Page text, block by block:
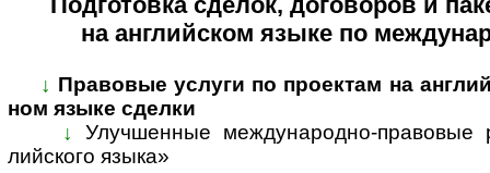
на английском языке по
↓ Правовые услуги по проектам на
ном язы­ке сделки
↓
Улучшенные международно-
лийс­кого языка»